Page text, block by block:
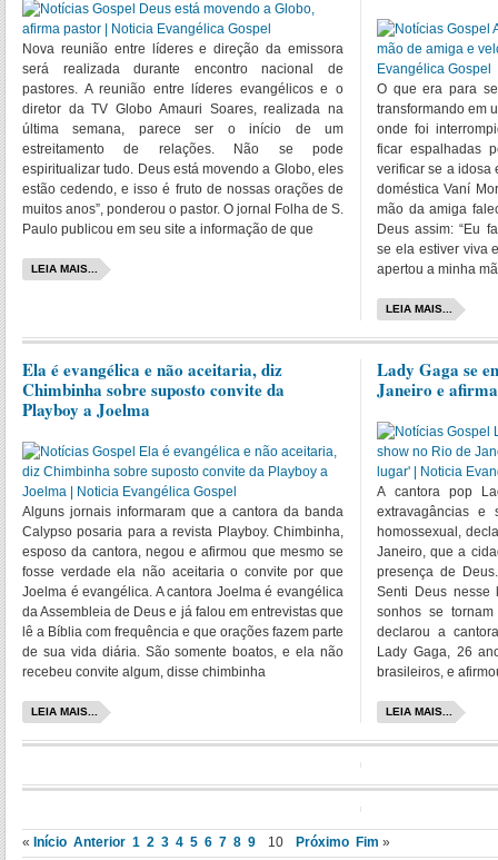
Nova reunião entre líderes e direção da emissora
será realizada durante encontro nacional de
pastores. A reunião entre líderes evangélicos e o
diretor da TV Globo Amauri Soares, realizada na
última semana, parece ser o início de um
estreitamento de relações. Não se pode
espiritualizar tudo. Deus está movendo a Globo, eles
estão cedendo, e isso é fruto de nossas orações de
muitos anos”, ponderou o pastor. O jornal Folha de S.
Paulo publicou em seu site a informação de que
LEIA MAIS...
O que era para
transformando em
onde foi
ficar espalhadas
verificar se a idosa
doméstica Vaní
mão da amiga
Deus assim: “Eu
se ela estiver viva
apertou a minha
LEIA MAIS...
Ela é evangélica e não aceitaria, diz
Chimbinha sobre suposto convite da
Playboy a Joelma
Alguns jornais informaram que a cantora da banda
Calypso posaria para a revista Playboy. Chimbinha,
esposo da cantora, negou e afirmou que mesmo se
fosse verdade ela não aceitaria o convite por que
Joelma é evangélica. A cantora Joelma é evangélica
da Assembleia de Deus e já falou em entrevistas que
lê a Bíblia com frequência e que orações fazem parte
de sua vida diária. São somente boatos, e ela não
recebeu convite algum, disse chimbinha
LEIA MAIS...
Lady Gaga se
Janeiro e
A cantora pop
extravagâncias e
homossexual,
Janeiro, que a
presença de
Senti Deus nesse
sonhos se
declarou a
Lady Gaga, 26
brasileiros, e
LEIA MAIS...
« Início Anterior 1 2 3 4 5 6 7 8 9 10 Próximo Fim »